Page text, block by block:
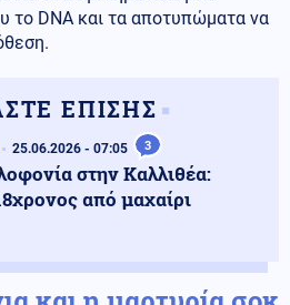
το DNA και τα αποτυπώματα να
ΕΠΙΣΗΣ
25.06.2026 - 07:05 3
στην Καλλιθέα:
από μαχαίρι